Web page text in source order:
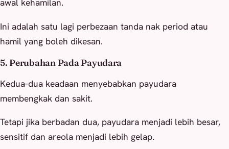
awal kehamilan.
Ini adalah satu lagi perbezaan tanda nak period atau
hamil yang boleh dikesan.
5. Perubahan Pada Payudara
Kedua-dua keadaan menyebabkan payudara
membengkak dan sakit.
Tetapi jika berbadan dua, payudara menjadi lebih besar,
sensitif dan areola menjadi lebih gelap.